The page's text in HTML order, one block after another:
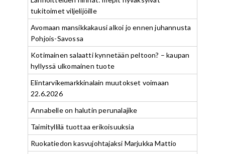
tukitoimet viljelijöille
Avomaan mansikkakausi alkoi jo ennen juhannusta
Pohjois-Savossa
Kotimainen salaatti kynnetään peltoon? – kaupan
hyllyssä ulkomainen tuote
Elintarvikemarkkinalain muutokset voimaan
22.6.2026
Annabelle on halutin perunalajike
Taimityllilä tuottaa erikoisuuksia
Ruokatiedon kasvujohtajaksi Marjukka Mattio